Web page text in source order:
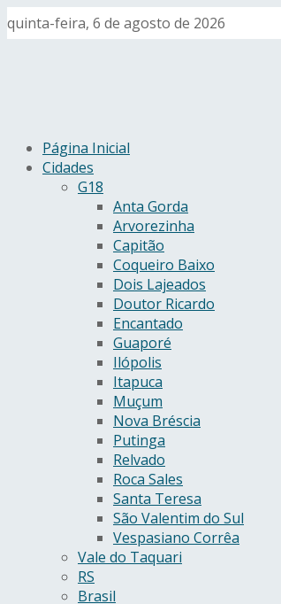
quinta-feira, 6 de agosto de 2026
Página Inicial
Cidades
G18
Anta Gorda
Arvorezinha
Capitão
Coqueiro Baixo
Dois Lajeados
Doutor Ricardo
Encantado
Guaporé
Ilópolis
Itapuca
Muçum
Nova Bréscia
Putinga
Relvado
Roca Sales
Santa Teresa
São Valentim do Sul
Vespasiano Corrêa
Vale do Taquari
RS
Brasil